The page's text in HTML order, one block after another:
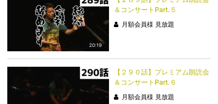
20:19
＆コンサートPart.５
月額会員様 見放題
【２９０話】プレミアム朗読会
＆コンサートPart.６
月額会員様 見放題